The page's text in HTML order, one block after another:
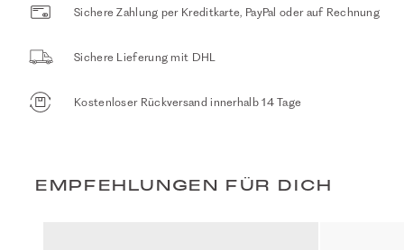
Sichere Zahlung per Kreditkarte, PayPal oder auf Rechnung
Sichere Lieferung mit DHL
Kostenloser Rückversand innerhalb 14 Tage
EMPFEHLUNGEN FÜR DICH